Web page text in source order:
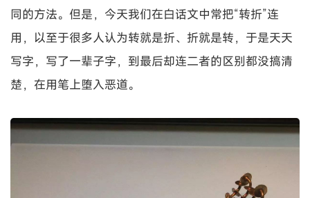
同的方法。但是，今天我们在白话文中常把“转折”连
用，以至于很多人认为转就是折、折就是转，于是天天
写字，写了一辈子字，到最后却连二者的区别都没搞清
楚，在用笔上堕入恶道。